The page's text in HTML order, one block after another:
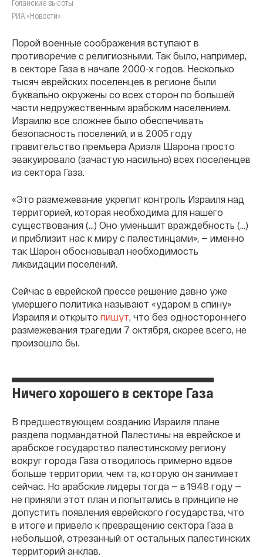
Голанские высоты
РИА «Новости»
Порой военные соображения вступают в
противоречие с религиозными. Так было, например,
в секторе Газа в начале 2000-х годов. Несколько
тысяч еврейских поселенцев в регионе были
буквально окружены со всех сторон по большей
части недружественным арабским населением.
Израилю все сложнее было обеспечивать
безопасность поселений, и в 2005 году
правительство премьера Ариэля Шарона просто
эвакуировало (зачастую насильно) всех поселенцев
из сектора Газа.
«Это размежевание укрепит контроль Израиля над
территорией, которая необходима для нашего
существования (…) Оно уменьшит враждебность (…)
и приблизит нас к миру с палестинцами», — именно
так Шарон обосновывал необходимость
ликвидации поселений.
Сейчас в еврейской прессе решение давно уже
умершего политика называют «ударом в спину»
Израиля и открыто пишут, что без одностороннего
размежевания трагедии 7 октября, скорее всего, не
произошло бы.
Ничего хорошего в секторе Газа
В предшествующем созданию Израиля плане
раздела подмандатной Палестины на еврейское и
арабское государство палестинскому региону
вокруг города Газа отводилось примерно вдвое
больше территории, чем та, которую он занимает
сейчас. Но арабские лидеры тогда — в 1948 году —
не приняли этот план и попытались в принципе не
допустить появления еврейского государства, что
в итоге и привело к превращению сектора Газа в
небольшой, отрезанный от остальных палестинских
территорий анклав.